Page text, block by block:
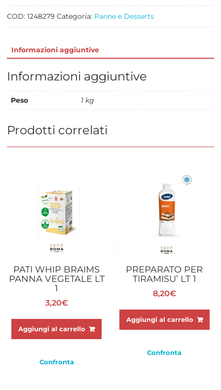
LT
1
quantità
COD: 1248279 Categoria: Panne e Desserts
Informazioni aggiuntive
Informazioni aggiuntive
Peso 1 kg
Prodotti correlati
PATI WHIP BRAIMS
PANNA VEGETALE LT
1
3,20€
Aggiungi al carrello
Confronta
PREPARATO PER
TIRAMISU’ LT 1
8,20€
Aggiungi al carrello
Confronta